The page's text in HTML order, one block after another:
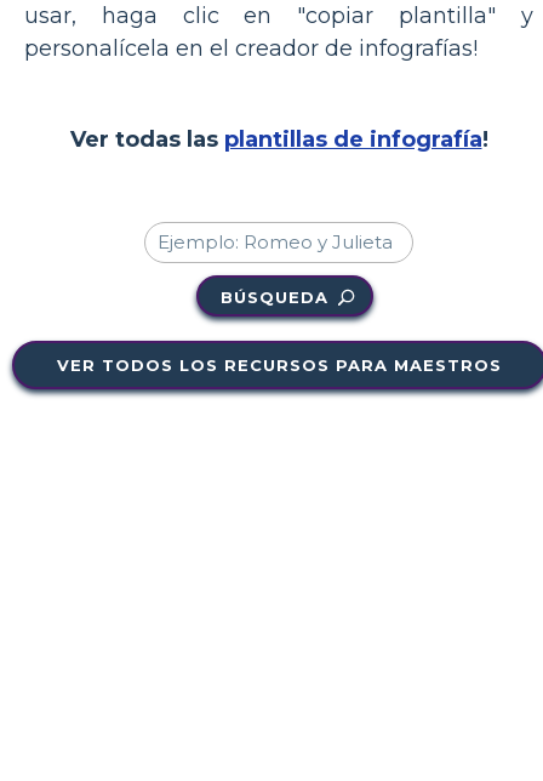
usar, haga clic en "copiar plantilla" y
personalícela en el creador de infografías!
Ver todas las plantillas de infografía!
BÚSQUEDA
VER TODOS LOS RECURSOS PARA MAESTROS